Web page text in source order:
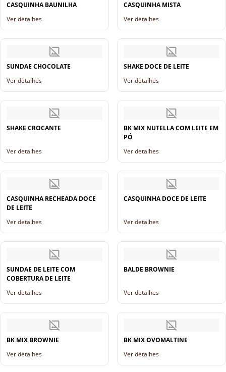
CASQUINHA BAUNILHA
Ver detalhes
CASQUINHA MISTA
Ver detalhes
SUNDAE CHOCOLATE
Ver detalhes
SHAKE DOCE DE LEITE
Ver detalhes
SHAKE CROCANTE
Ver detalhes
BK MIX NUTELLA COM LEITE EM
PÓ
Ver detalhes
CASQUINHA RECHEADA DOCE
DE LEITE
Ver detalhes
CASQUINHA DOCE DE LEITE
Ver detalhes
SUNDAE DE LEITE COM
COBERTURA DE LEITE
Ver detalhes
BALDE BROWNIE
Ver detalhes
BK MIX BROWNIE
Ver detalhes
BK MIX OVOMALTINE
Ver detalhes